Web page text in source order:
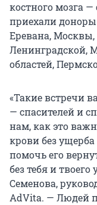
костного мозга
приехали
Еревана, Москвы,
Ленинградской,
областей,
«Такие встречи
— спасителей и
нам, как это
крови без
помочь его
без тебя и
Семенова,
AdVita. — Людей